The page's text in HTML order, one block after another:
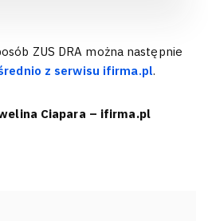
ZUS DRA można następnie
z serwisu ifirma.pl.
Ciapara – ifirma.pl